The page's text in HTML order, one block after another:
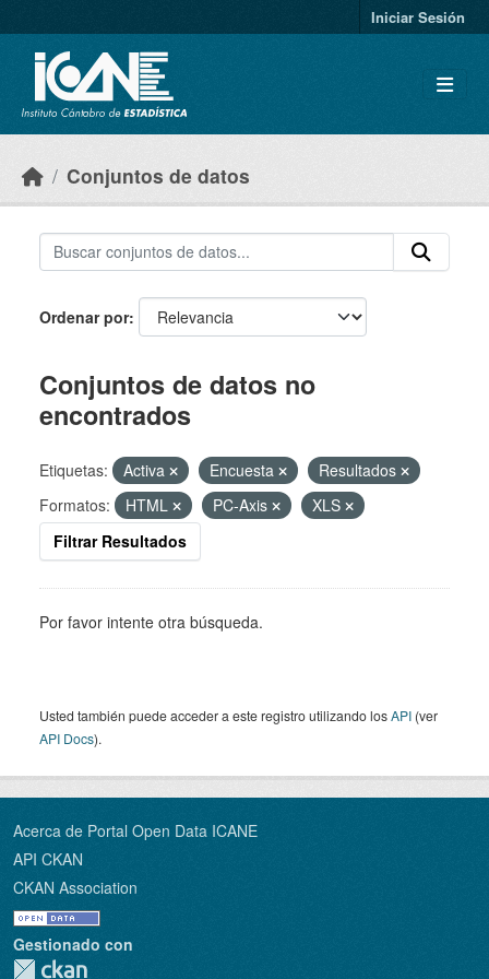
Iniciar Sesión
Conjuntos de datos
Ordenar por
Conjuntos de datos no
encontrados
Etiquetas: Activa Encuesta
Resultados
Formatos:
HTML PC-Axis
XLS
Filtrar Resultados
Por favor intente otra búsqueda.
Usted también puede acceder a este registro utilizando losAPI (ver
API Docs).
Acerca de Portal Open Data ICANE
API CKAN
CKAN Association
Gestionado con